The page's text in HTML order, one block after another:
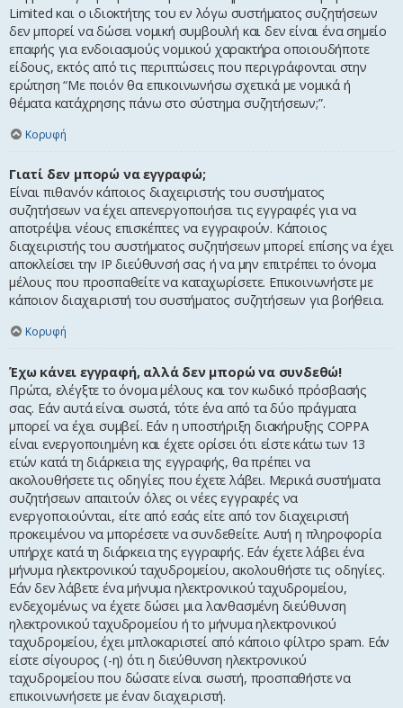
Limited και ο ιδιοκτήτης του εν λόγω συστήματος συζητήσεων
δεν μπορεί να δώσει νομική συμβουλή και δεν είναι ένα σημείο
επαφής για ενδοιασμούς νομικού χαρακτήρα οποιουδήποτε
είδους, εκτός από τις περιπτώσεις που περιγράφονται στην
ερώτηση “Με ποιόν θα επικοινωνήσω σχετικά με νομικά ή
θέματα κατάχρησης πάνω στο σύστημα συζητήσεων;”.
Κορυφή
Γιατί δεν μπορώ να εγγραφώ;
Είναι πιθανόν κάποιος διαχειριστής του συστήματος
συζητήσεων να έχει απενεργοποιήσει τις εγγραφές για να
αποτρέψει νέους επισκέπτες να εγγραφούν. Κάποιος
διαχειριστής του συστήματος συζητήσεων μπορεί επίσης να έχει
αποκλείσει την IP διεύθυνσή σας ή να μην επιτρέπει το όνομα
μέλους που προσπαθείτε να καταχωρίσετε. Επικοινωνήστε με
κάποιον διαχειριστή του συστήματος συζητήσεων για βοήθεια.
Κορυφή
Έχω κάνει εγγραφή, αλλά δεν μπορώ να συνδεθώ!
Πρώτα, ελέγξτε το όνομα μέλους και τον κωδικό πρόσβασής
σας. Εάν αυτά είναι σωστά, τότε ένα από τα δύο πράγματα
μπορεί να έχει συμβεί. Εάν η υποστήριξη διακήρυξης COPPA
είναι ενεργοποιημένη και έχετε ορίσει ότι είστε κάτω των 13
ετών κατά τη διάρκεια της εγγραφής, θα πρέπει να
ακολουθήσετε τις οδηγίες που έχετε λάβει. Μερικά συστήματα
συζητήσεων απαιτούν όλες οι νέες εγγραφές να
ενεργοποιούνται, είτε από εσάς είτε από τον διαχειριστή
προκειμένου να μπορέσετε να συνδεθείτε. Αυτή η πληροφορία
υπήρχε κατά τη διάρκεια της εγγραφής. Εάν έχετε λάβει ένα
μήνυμα ηλεκτρονικού ταχυδρομείου, ακολουθήστε τις οδηγίες.
Εάν δεν λάβετε ένα μήνυμα ηλεκτρονικού ταχυδρομείου,
ενδεχομένως να έχετε δώσει μια λανθασμένη διεύθυνση
ηλεκτρονικού ταχυδρομείου ή το μήνυμα ηλεκτρονικού
ταχυδρομείου, έχει μπλοκαριστεί από κάποιο φίλτρο spam. Εάν
είστε σίγουρος (-η) ότι η διεύθυνση ηλεκτρονικού
ταχυδρομείου που δώσατε είναι σωστή, προσπαθήστε να
επικοινωνήσετε με έναν διαχειριστή.